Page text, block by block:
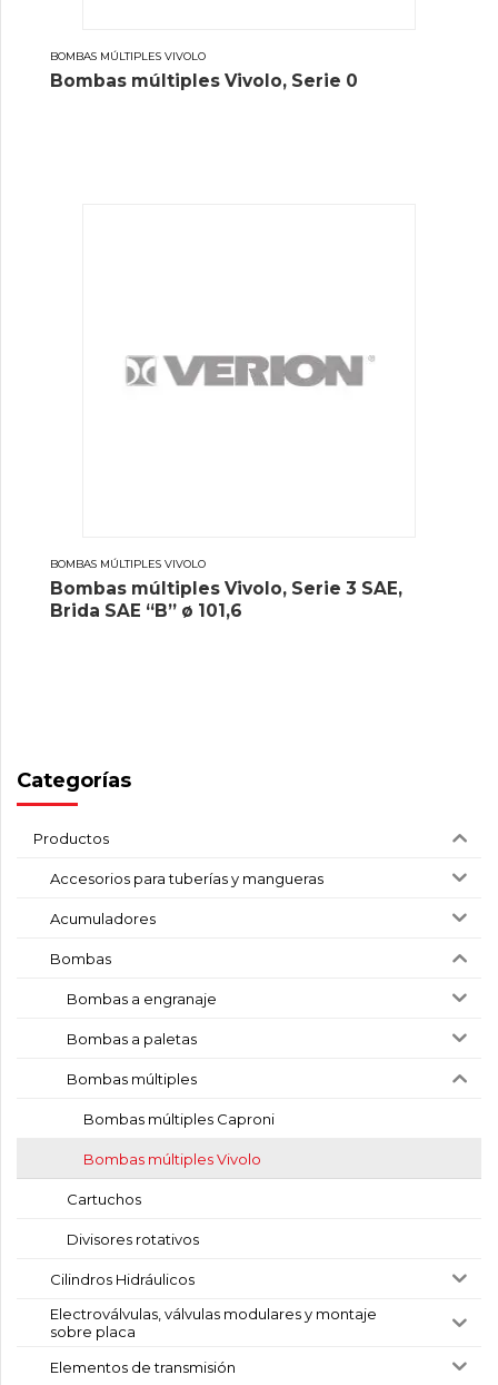
BOMBAS MÚLTIPLES VIVOLO
Bombas múltiples Vivolo, Serie 0
BOMBAS MÚLTIPLES VIVOLO
Bombas múltiples Vivolo, Serie 3 SAE,
Brida SAE “B” ø 101,6
Categorías
Productos
Accesorios para tuberías y mangueras
Acumuladores
Bombas
Bombas a engranaje
Bombas a paletas
Bombas múltiples
Bombas múltiples Caproni
Bombas múltiples Vivolo
Cartuchos
Divisores rotativos
Cilindros Hidráulicos
Electroválvulas, válvulas modulares y montaje
sobre placa
Elementos de transmisión